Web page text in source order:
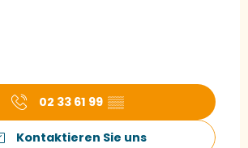
02 33 61 99 ▒▒
Kontaktieren Sie uns